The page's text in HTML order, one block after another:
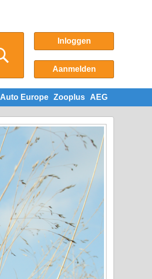
Inloggen
Aanmelden
Auto Europe Zooplus AEG